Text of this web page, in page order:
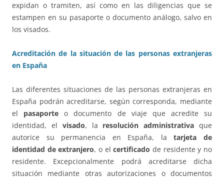
expidan o tramiten, así como en las diligencias que se
estampen en su pasaporte o documento análogo, salvo en
los visados.
Acreditación de la situación de las personas extranjeras
en España
Las diferentes situaciones de las personas extranjeras en
España podrán acreditarse, según corresponda, mediante
el pasaporte o documento de viaje que acredite su
identidad, el visado, la resolución administrativa que
autorice su permanencia en España, latarjeta de
identidad de extranjero, o elcertificado de residente y no
residente. Excepcionalmente podrá acreditarse dicha
situación mediante otras autorizaciones o documentos